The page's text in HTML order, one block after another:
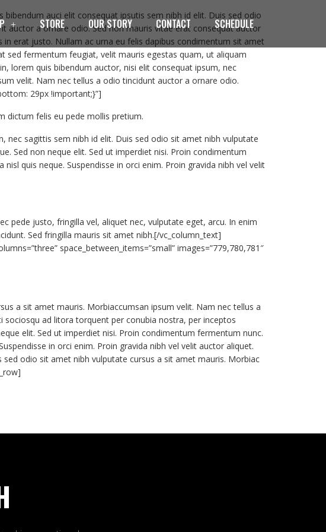
STORE OUR STORY CONTACT SCHEDULE
auci elit consequat ipsutis sem nibh id elit. Duis sed odio
auctor a ornare odio. Sed non mauris vitae erat consequat auctor
erat justo. Nullam ac urna eu felis dapibus condimentum sit amet
sed fermentum feugiat, velit mauris egestas quam, ut aliquam
lorem quis bibendum auctor, nisi elit consequat ipsum, nec
velit. Nam nec tellus a odio tincidunt auctor a ornare odio.
29px !important;}”]
dictum felis eu pede mollis pretium.
nec sagittis sem nibh id elit. Duis sed odio sit amet nibh vulputate
Sed non neque elit. Sed ut imperdiet nisi. Proin condimentum
quis neque. Suspendisse in orci enim. Proin gravida nibh vel velit
pede justo, fringilla vel, aliquet nec, vulputate eget, arcu. In enim
Sed fringilla mauris sit amet nibh.[/vc_column_text]
space_between_items=”small” images=”779,780,781″
a sit amet mauris. Morbiaccumsan ipsum velit. Nam nec tellus a
ad litora torquent per conubia nostra, per inceptos
elit. Sed ut imperdiet nisi. Proin condimentum fermentum nunc.
in orci enim. Proin gravida nibh vel velit auctor aliquet.
odio sit amet nibh vulputate cursus a sit amet mauris. Morbiac